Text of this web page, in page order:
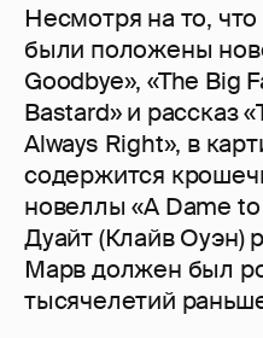
Несмотря на то,
были положены
Goodbye», «The Big
Bastard» и рассказ
Always Right», в
содержится
новеллы «A Dame
Дуайт (Клайв Оуэн)
Марв должен был
тысячелетий